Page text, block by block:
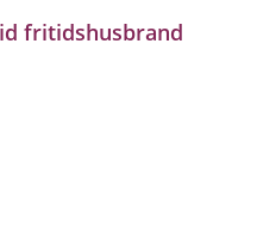
fritidshusbrand